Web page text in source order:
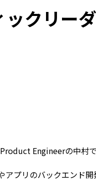
ックリー
Engineerの中村で
アプリのバックエンド